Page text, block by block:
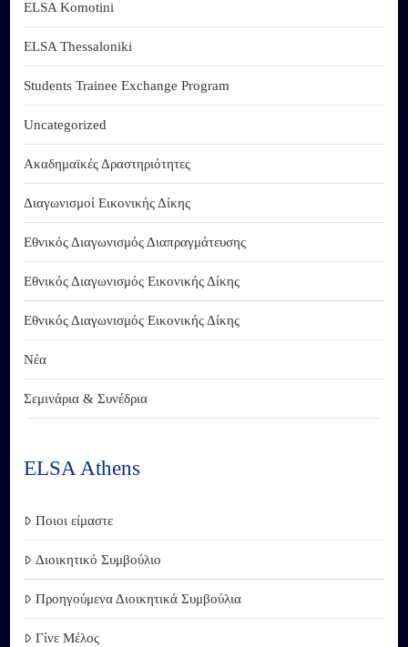
ELSA Komotini
ELSA Thessaloniki
Students Trainee Exchange Program
Uncategorized
Ακαδημαϊκές Δραστηριότητες
Διαγωνισμοί Εικονικής Δίκης
Εθνικός Διαγωνισμός Διαπραγμάτευσης
Εθνικός Διαγωνισμός Εικονικής Δίκης
Εθνικός Διαγωνισμός Εικονικής Δίκης
Νέα
Σεμινάρια & Συνέδρια
ELSA Athens
Ποιοι είμαστε
Διοικητικό Συμβούλιο
Προηγούμενα Διοικητικά Συμβούλια
Γίνε Μέλος